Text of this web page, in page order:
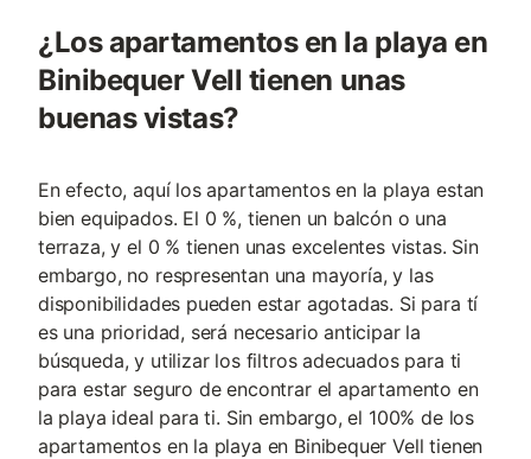
¿Los apartamentos en la playa en
Binibequer Vell tienen unas
buenas vistas?
En efecto, aquí los apartamentos en la playa estan
bien equipados. El 0 %, tienen un balcón o una
terraza, y el 0 % tienen unas excelentes vistas. Sin
embargo, no respresentan una mayoría, y las
disponibilidades pueden estar agotadas. Si para tí
es una prioridad, será necesario anticipar la
búsqueda, y utilizar los filtros adecuados para ti
para estar seguro de encontrar el apartamento en
la playa ideal para ti. Sin embargo, el 100% de los
apartamentos en la playa en Binibequer Vell tienen